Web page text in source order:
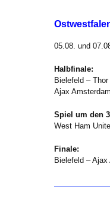
05.08. und
Halbfinale:
Bielefeld –
Ajax
Spiel um den
West Ham
Finale:
Bielefeld –